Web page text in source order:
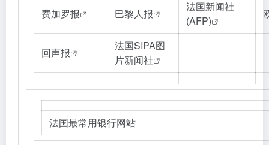
费加罗报 巴黎人报
法国新闻社
(AFP)
回声报
法国SIPA图
片新闻社
法国最常用银行网站